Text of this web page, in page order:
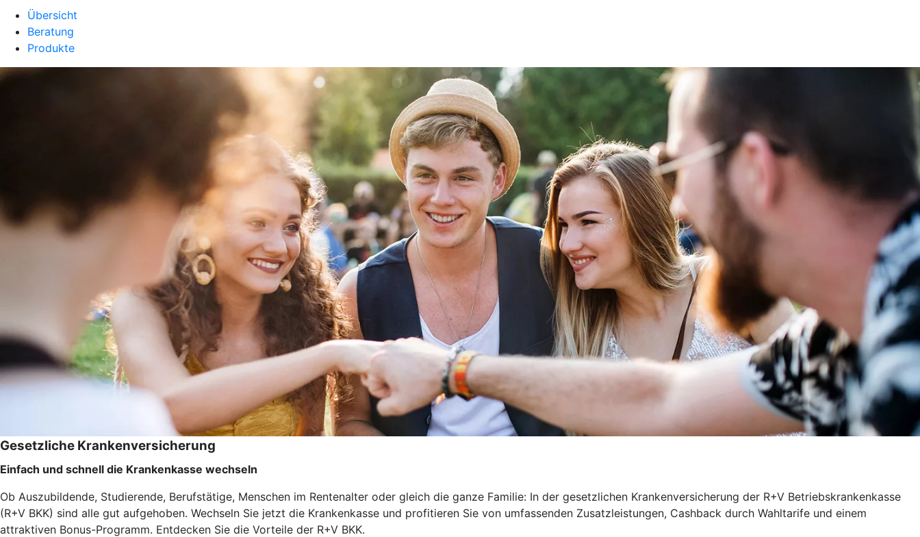
Übersicht
Beratung
Produkte
Gesetzliche Krankenversicherung
Einfach und schnell die Krankenkasse wechseln
Ob Auszubildende, Studierende, Berufstätige, Menschen im Rentenalter oder gleich die ganze Familie: In der gesetzlichen Krankenversicherung der R+V Betriebskrankenkasse
(R+V BKK) sind alle gut aufgehoben. Wechseln Sie jetzt die Krankenkasse und profitieren Sie von umfassenden Zusatzleistungen, Cashback durch Wahltarife und einem
attraktiven Bonus-Programm. Entdecken Sie die Vorteile der R+V BKK.